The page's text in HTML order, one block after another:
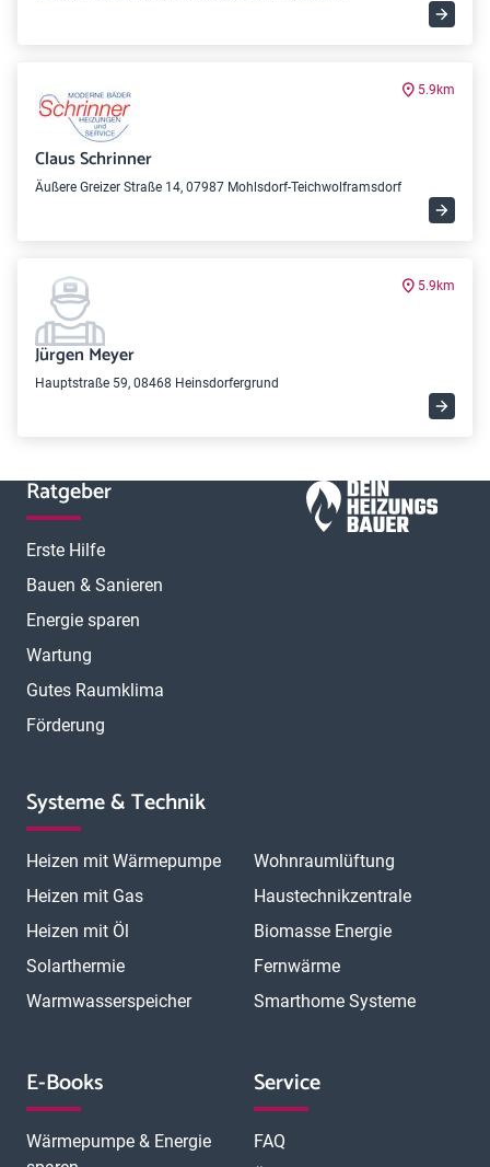
5.9km
Claus Schrinner
Äußere Greizer Straße 14, 07987 Mohlsdorf-Teichwolframsdorf
5.9km
Jürgen Meyer
Hauptstraße 59, 08468 Heinsdorfergrund
Ratgeber
Erste Hilfe
Bauen & Sanieren
Energie sparen
Wartung
Gutes Raumklima
Förderung
Systeme & Technik
Heizen mit Wärmepumpe
Heizen mit Gas
Heizen mit Öl
Solarthermie
Warmwasserspeicher
Wohnraumlüftung
Haustechnikzentrale
Biomasse Energie
Fernwärme
Smarthome Systeme
E-Books
Wärmepumpe & Energie
Service
FAQ